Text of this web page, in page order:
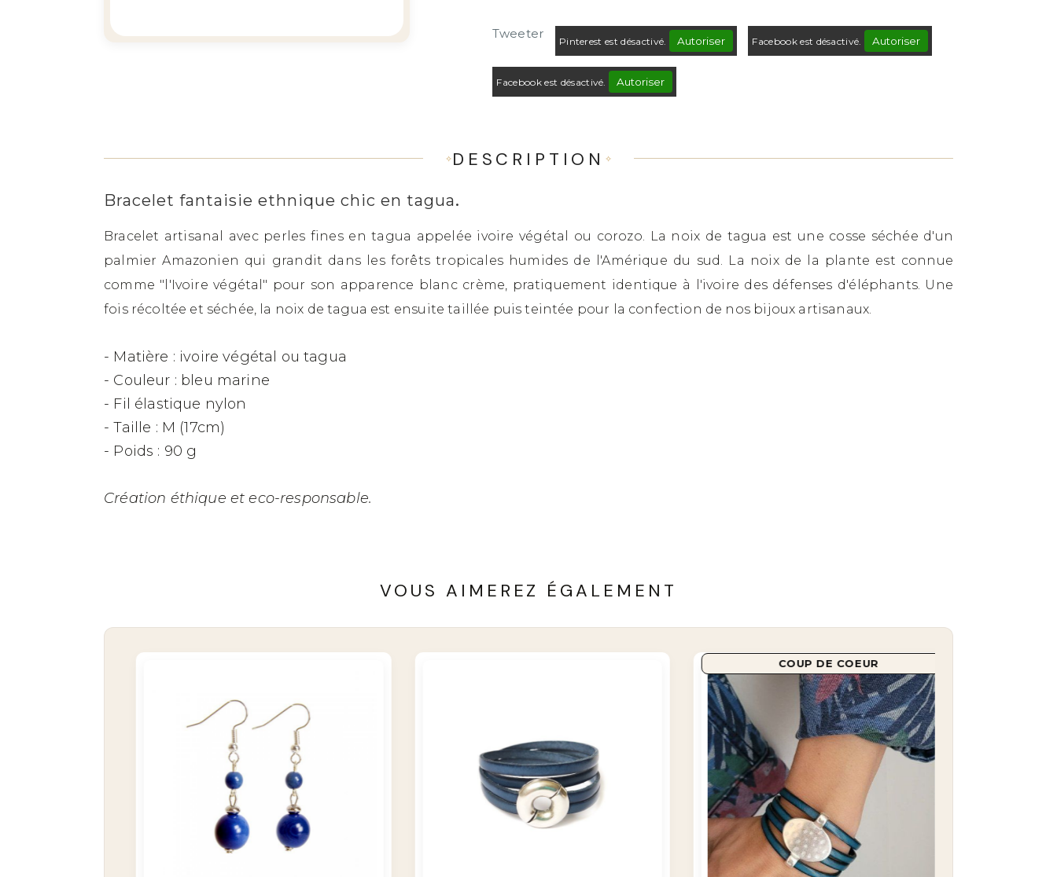
Tweeter
Pinterest est désactivé. Autoriser Facebook est désactivé. Autoriser
Facebook est désactivé. Autoriser
DESCRIPTION
Bracelet fantaisie ethnique chic en tagua.
Bracelet artisanal avec perles fines en tagua appelée ivoire végétal ou corozo. La noix de tagua est une cosse séchée d'un
palmier Amazonien qui grandit dans les forêts tropicales humides de l'Amérique du sud. La noix de la plante est connue
comme "l'Ivoire végétal" pour son apparence blanc crème, pratiquement identique à l'ivoire des défenses d'éléphants. Une
fois récoltée et séchée, la noix de tagua est ensuite taillée puis teintée pour la confection de nos bijoux artisanaux.
- Matière : ivoire végétal ou tagua
- Couleur : bleu marine
- Fil élastique nylon
- Taille : M (17cm)
- Poids : 90 g
Création éthique et eco-responsable.
VOUS AIMEREZ ÉGALEMENT
NOUVEAU